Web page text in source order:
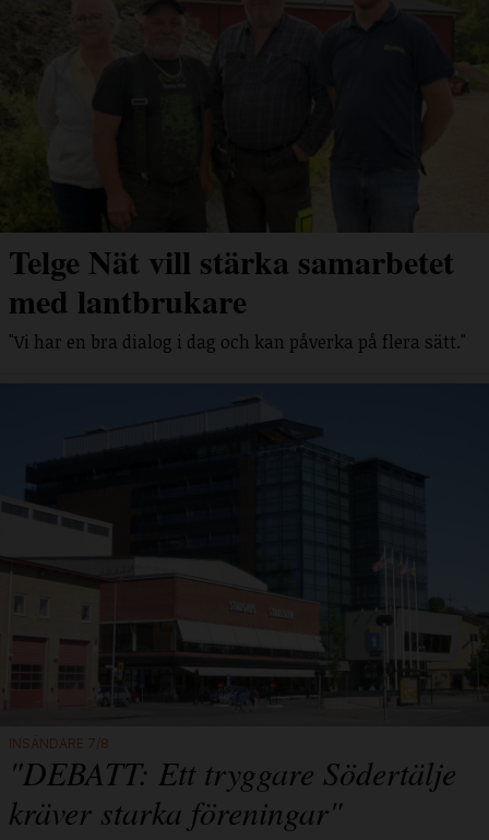
Telge Nät vill stärka samarbetet
med lantbrukare
"Vi har en bra dialog i dag och kan påverka på flera sätt."
INSÄNDARE 7/8
"DEBATT: Ett tryggare Södertälje
kräver starka föreningar"